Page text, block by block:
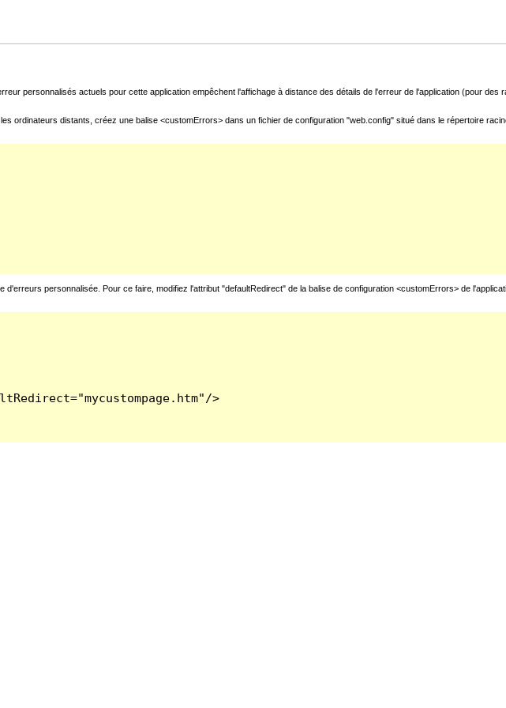
personnalisés actuels pour cette application empêchent l'affichage à distance des détails de l'erreur de l'application (pour des
ordinateurs distants, créez une balise <customErrors> dans un fichier de configuration "web.config" situé dans le répertoire
personnalisée. Pour ce faire, modifiez l'attribut "defaultRedirect" de la balise de configuration <customErrors> de
>